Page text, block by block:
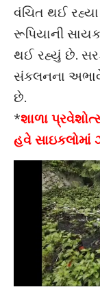
વંચિત થઈ રહ્યા
રૂપિયાની
થઈ રહ્યું છે.
સંકલનના અભાવે
છે.
*શાળા
હવે સાઇકલોમાં